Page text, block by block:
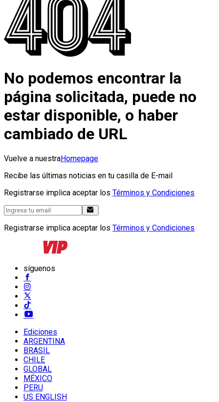
No podemos encontrar la
página solicitada, puede no
estar disponible, o haber
cambiado de URL
Vuelve a nuestraHomepage
Recibe las últimas noticias en tu casilla de E-mail
Registrarse implica aceptar los Términos y Condiciones
Registrarse implica aceptar los Términos y Condiciones
síguenos
Ediciones
ARGENTINA
BRASIL
CHILE
GLOBAL
MÉXICO
PERU
US ENGLISH